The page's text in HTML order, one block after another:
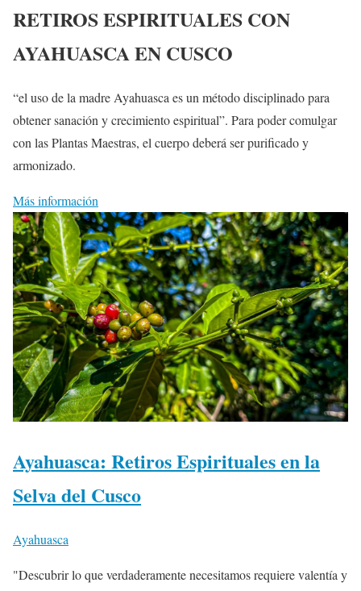
RETIROS ESPIRITUALES CON
AYAHUASCA EN CUSCO
“el uso de la madre Ayahuasca es un método disciplinado para
obtener sanación y crecimiento espiritual”. Para poder comulgar
con las Plantas Maestras, el cuerpo deberá ser purificado y
armonizado.
Más información
Ayahuasca: Retiros Espirituales en la
Selva del Cusco
Ayahuasca
"Descubrir lo que verdaderamente necesitamos requiere valentía y